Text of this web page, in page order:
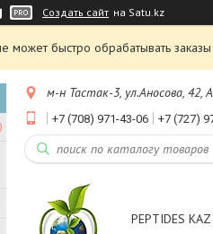
Создать сайт на Satu.kz
может быстро обрабатывать
м-н Тастак-3, ул.Аносова,
+7 (708) 971-43-06 +7 (727)
PEPTIDES